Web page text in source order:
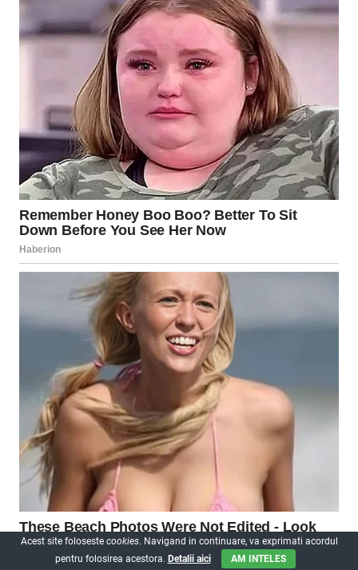
Acest site foloseste cookies. Navigand in continuare, va exprimati acordul
pentru folosirea acestora. Detalii aici AM INTELES